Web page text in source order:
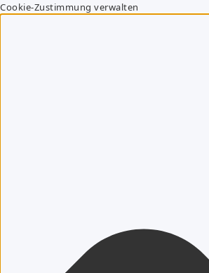
Cookie-Zustimmung verwalten